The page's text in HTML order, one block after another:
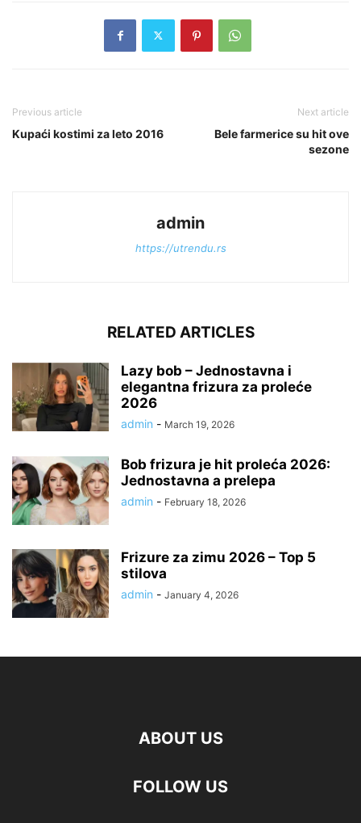
Previous article
Kupaći kostimi za leto 2016
Next article
Bele farmerice su hit ove
sezone
admin
https://utrendu.rs
RELATED ARTICLES
Lazy bob – Jednostavna i
elegantna frizura za proleće
2026
admin - March 19, 2026
Bob frizura je hit proleća 2026:
Jednostavna a prelepa
admin - February 18, 2026
Frizure za zimu 2026 – Top 5
stilova
admin - January 4, 2026
ABOUT US
FOLLOW US